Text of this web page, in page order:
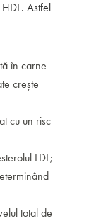
Astfel
în carne
crește
cu un risc
LDL;
total de